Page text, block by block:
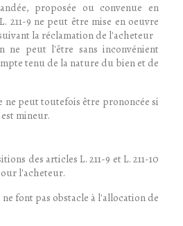
proposée ou convenue en
211-9 ne peut être mise en oeuvre
la réclamation de l'acheteur
ne peut l'être sans inconvénient
tenu de la nature du bien et de
ne peut toutefois être prononcée si
mineur.
des articles L. 211-9 et L. 211-10
l'acheteur.
font pas obstacle à l'allocation de